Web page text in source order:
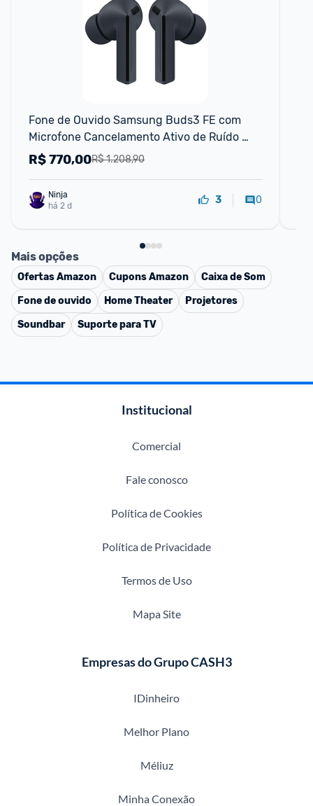
Fone de Ouvido Samsung Buds3 FE com
Microfone Cancelamento Ativo de Ruído
Esportivo Intra-auricular True Wireless Preto
R$ 1.208,90
R$770,00
há 2 d
3 0
Mais opções
OfertasAmazon CuponsAmazon
Caixa de Som
Fone de ouvido
Home Theater
Projetores
Soundbar
Suporte para TV
Institucional
Comercial
Fale conosco
Política de Cookies
Política de Privacidade
Termos de Uso
Mapa Site
Empresas do Grupo CASH3
IDinheiro
Melhor Plano
Méliuz
Minha Conexão